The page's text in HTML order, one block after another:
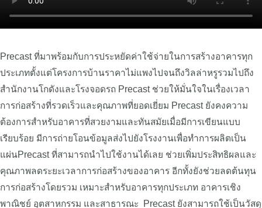
Precast ที่มาพร้อมกับการประหยัดค่าใช้จ่ายในการสร้างอาคารทุก
ประเภทตั้งแต่โครงการบ้านราคาไม่แพงไปจนถึงวิลล่าหรูรวมไปถึง
สำนักงานโกดังและโรงจอดรถ Precast ช่วยให้มั่นใจในเรื่องเวลา
การก่อสร้างที่รวดเร็วและคุณภาพที่ยอดเยี่ยม Precast ยังคงความ
ต้องการสำหรับอาคารที่สวยงามและทันสมัยเมื่อมีการเขียนแบบ
เรียบร้อย มีการถ่ายโอนข้อมูลส่งไปยังโรงงานเพื่อทำการผลิตเป็น
แผ่นPrecast ที่สามารถนำไปใช้งานได้เลย ช่วยเพิ่มประสิทธิผลและ
คุณภาพลดระยะเวลาการก่อสร้างของอาคาร อีกทั้งยังช่วยลดต้นทุน
การก่อสร้างโดยรวม เหมาะสำหรับอาคารทุกประเภท อาคารเชิง
พาณิชย์ อุตสาหกรรม และสาธารณะ Precast ยังสามารถใช้เป็นวัสดุ